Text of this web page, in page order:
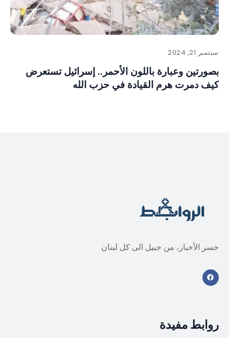
سبتمبر 21, 2024
بصورتين وعبارة باللون الأحمر.. إسرائيل تستعرض
كيف دمرت هرم القيادة في حزب الله
جسر الأخبار، من جبيل الى كل لبنان
روابط مفيدة